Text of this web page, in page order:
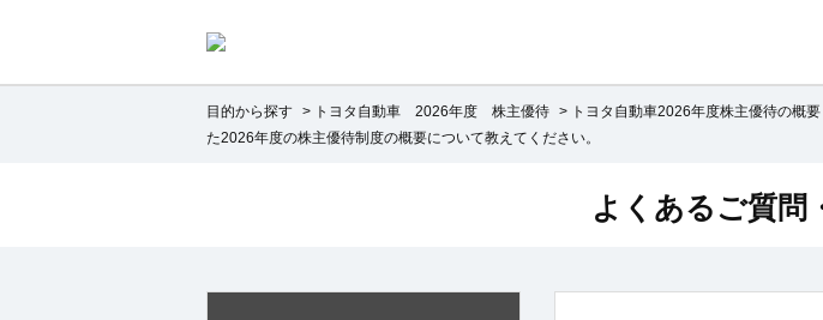
目的から探す > トヨタ自動車 2026年度 株主優待 > トヨタ自動車2026年度株主優待の概要
た2026年度の株主優待制度の概要について教えてください。
よくあるご質問